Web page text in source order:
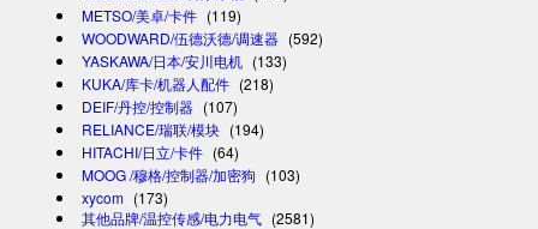
METSO/美卓/卡件 (119)
WOODWARD/伍德沃德/调速器 (592)
YASKAWA/日本/安川电机 (133)
KUKA/库卡/机器人配件 (218)
DEIF/丹控/控制器 (107)
RELIANCE/瑞联/模块 (194)
HITACHI/日立/卡件 (64)
MOOG /穆格/控制器/加密狗 (103)
xycom (173)
其他品牌/温控传感/电力电气 (2581)